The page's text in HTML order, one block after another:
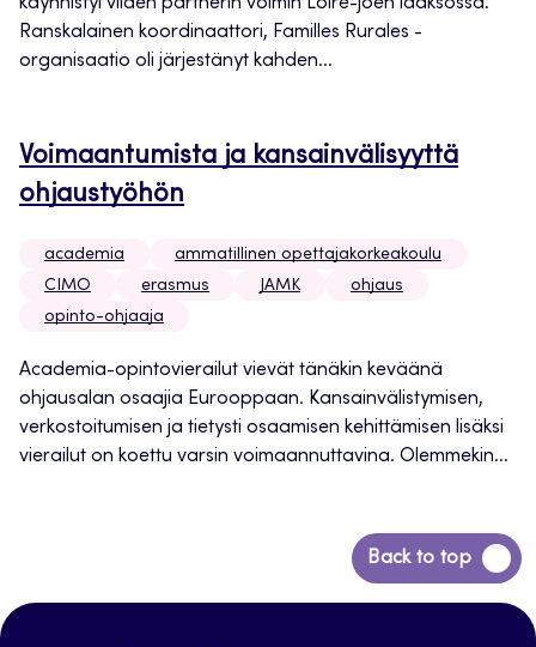
käynnistyi viiden partnerin voimin Loire-joen laaksossa.
Ranskalainen koordinaattori, Familles Rurales -
organisaatio oli järjestänyt kahden...
Voimaantumista ja kansainvälisyyttä
ohjaustyöhön
academia
ammatillinen opettajakorkeakoulu
CIMO
erasmus JAMK
ohjaus
opinto-ohjaaja
Academia-opintovierailut vievät tänäkin keväänä
ohjausalan osaajia Eurooppaan. Kansainvälistymisen,
verkostoitumisen ja tietysti osaamisen kehittämisen lisäksi
vierailut on koettu varsin voimaannuttavina. Olemmekin...
Back to top
Siirry
takaisin